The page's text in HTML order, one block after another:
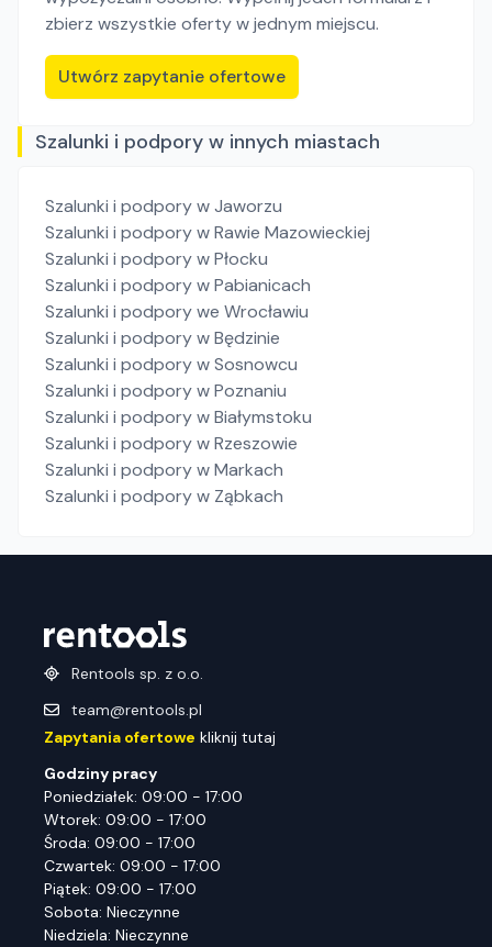
zbierz wszystkie oferty w jednym miejscu.
Utwórz zapytanie ofertowe
Szalunki i podpory w innych miastach
Szalunki i podporyw Jaworzu
Szalunki i podporyw Rawie Mazowieckiej
Szalunki i podporyw Płocku
Szalunki i podporyw Pabianicach
Szalunki i podporywe Wrocławiu
Szalunki i podporyw Będzinie
Szalunki i podporyw Sosnowcu
Szalunki i podporyw Poznaniu
Szalunki i podporyw Białymstoku
Szalunki i podporyw Rzeszowie
Szalunki i podporyw Markach
Szalunki i podporyw Ząbkach
Rentools sp. z o.o.
team@rentools.pl
Zapytania ofertowe kliknij tutaj
Godziny pracy
Poniedziałek: 09:00 - 17:00
Wtorek: 09:00 - 17:00
Środa: 09:00 - 17:00
Czwartek: 09:00 - 17:00
Piątek: 09:00 - 17:00
Sobota: Nieczynne
Niedziela: Nieczynne